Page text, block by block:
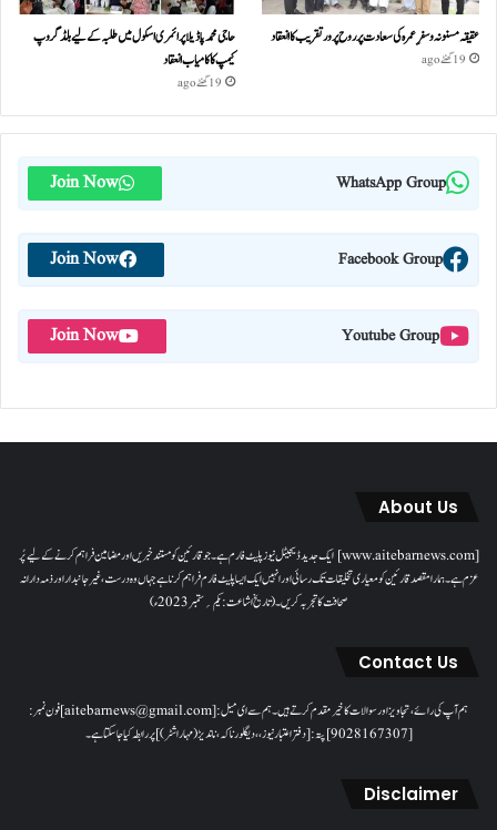
عقیقہ مسنونہ و سفرِ عمرہ کی سعادت پر روح پرور تقریب کا انعقاد
19 گھنٹے ago
حاجی محمد پاڈیلا پرائمری اسکول میں طلبہ کے لیے بلڈ گروپ
کیمپ کا کامیاب انعقاد
19 گھنٹے ago
WhatsApp Group
Join Now
Facebook Group
Join Now
Youtube Group
Join Now
About Us
[www.aitebarnews.com] ایک جدید ڈیجیٹل نیوز پلیٹ فارم ہے۔ جو قارئین کو مستند خبریں اور مضامین فراہم کرنے کے لیے پُر
عزم ہے۔ ہمارا مقصدقارئین کو معیاری تخلیقات تک رسائی اور انہیں ایک ایسا پلیٹ فارم فراہم کرنا ہے جہاں وہ درست، غیر جانبدار اور ذمہ دارانہ
صحافت کا تجربہ کریں۔( تاریخ اشاعت : یکم؍ ستمبر 2023ء)
Contact Us
ہم آپ کی رائے، تجاویز اور سوالات کا خیرمقدم کرتے ہیں۔ ہم سےای میل: [aitebarnews@gmail.com]فون نمبر:
[9028167307]پتہ: [دفتر اعتبار نیوز، ، دیگلور ناکہ، ناندیڑ(مہاراشٹر) ] پر رابطہ کیا جاسکتا ہے۔
Disclaimer